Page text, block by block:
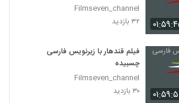
Filmseven_channel
۳۲ بازدید
فیلم قندهار با زیرنویس فارسی
چسبیده
Filmseven_channel
۳۰ بازدید